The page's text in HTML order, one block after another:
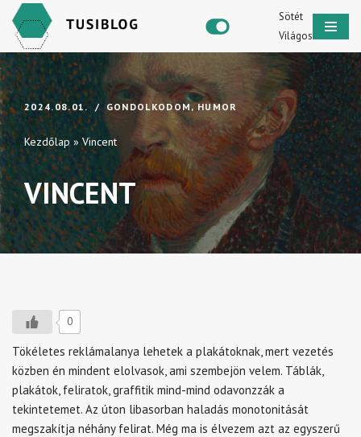
Skip
to
content
Sötét
Világos
2024.08.01. GONDOLKODOM,HUMOR
Kezdőlap »Vincent
VINCENT
0
Tökéletes reklámalanya lehetek a plakátoknak, mert vezetés
közben én mindent elolvasok, ami szembejön velem. Táblák,
plakátok, feliratok, graffitik mind-mind odavonzzák a
tekintetemet. Az úton libasorban haladás monotonitását
megszakítja néhány felirat. Még ma is élvezem azt az egyszerű